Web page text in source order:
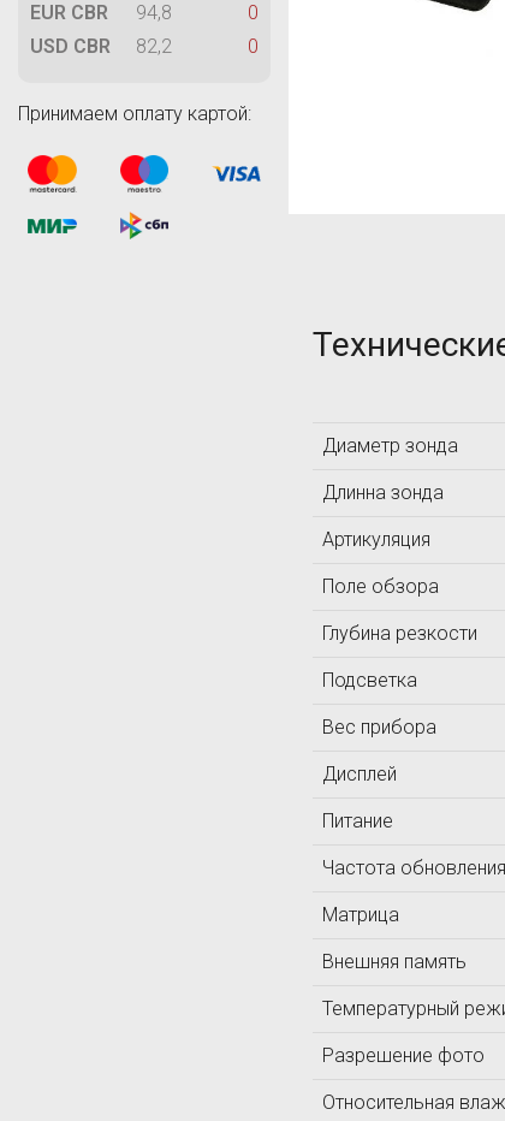
АКС
Л
ЛУЧ
Т
Технотест
EUR CBR 94,8
0
USD CBR
82,2 0
Принимаем оплату картой:
Диаметр зонда
Длинна зонда
Артикуляция
Поле обзора
Глубина резкости
Подсветка
Вес прибора
Дисплей
Питание
Частота
Матрица
Внешняя память
Температурный
Разрешение фото
Относительная